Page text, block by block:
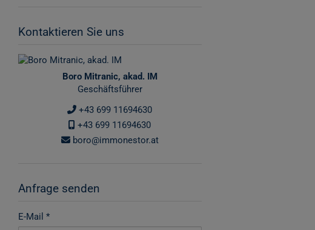
Kontaktieren Sie uns
Boro Mitranic, akad. IM
Geschäftsführer
+43 699 11694630
+43 699 11694630
boro@immonestor.at
Anfrage senden
E-Mail